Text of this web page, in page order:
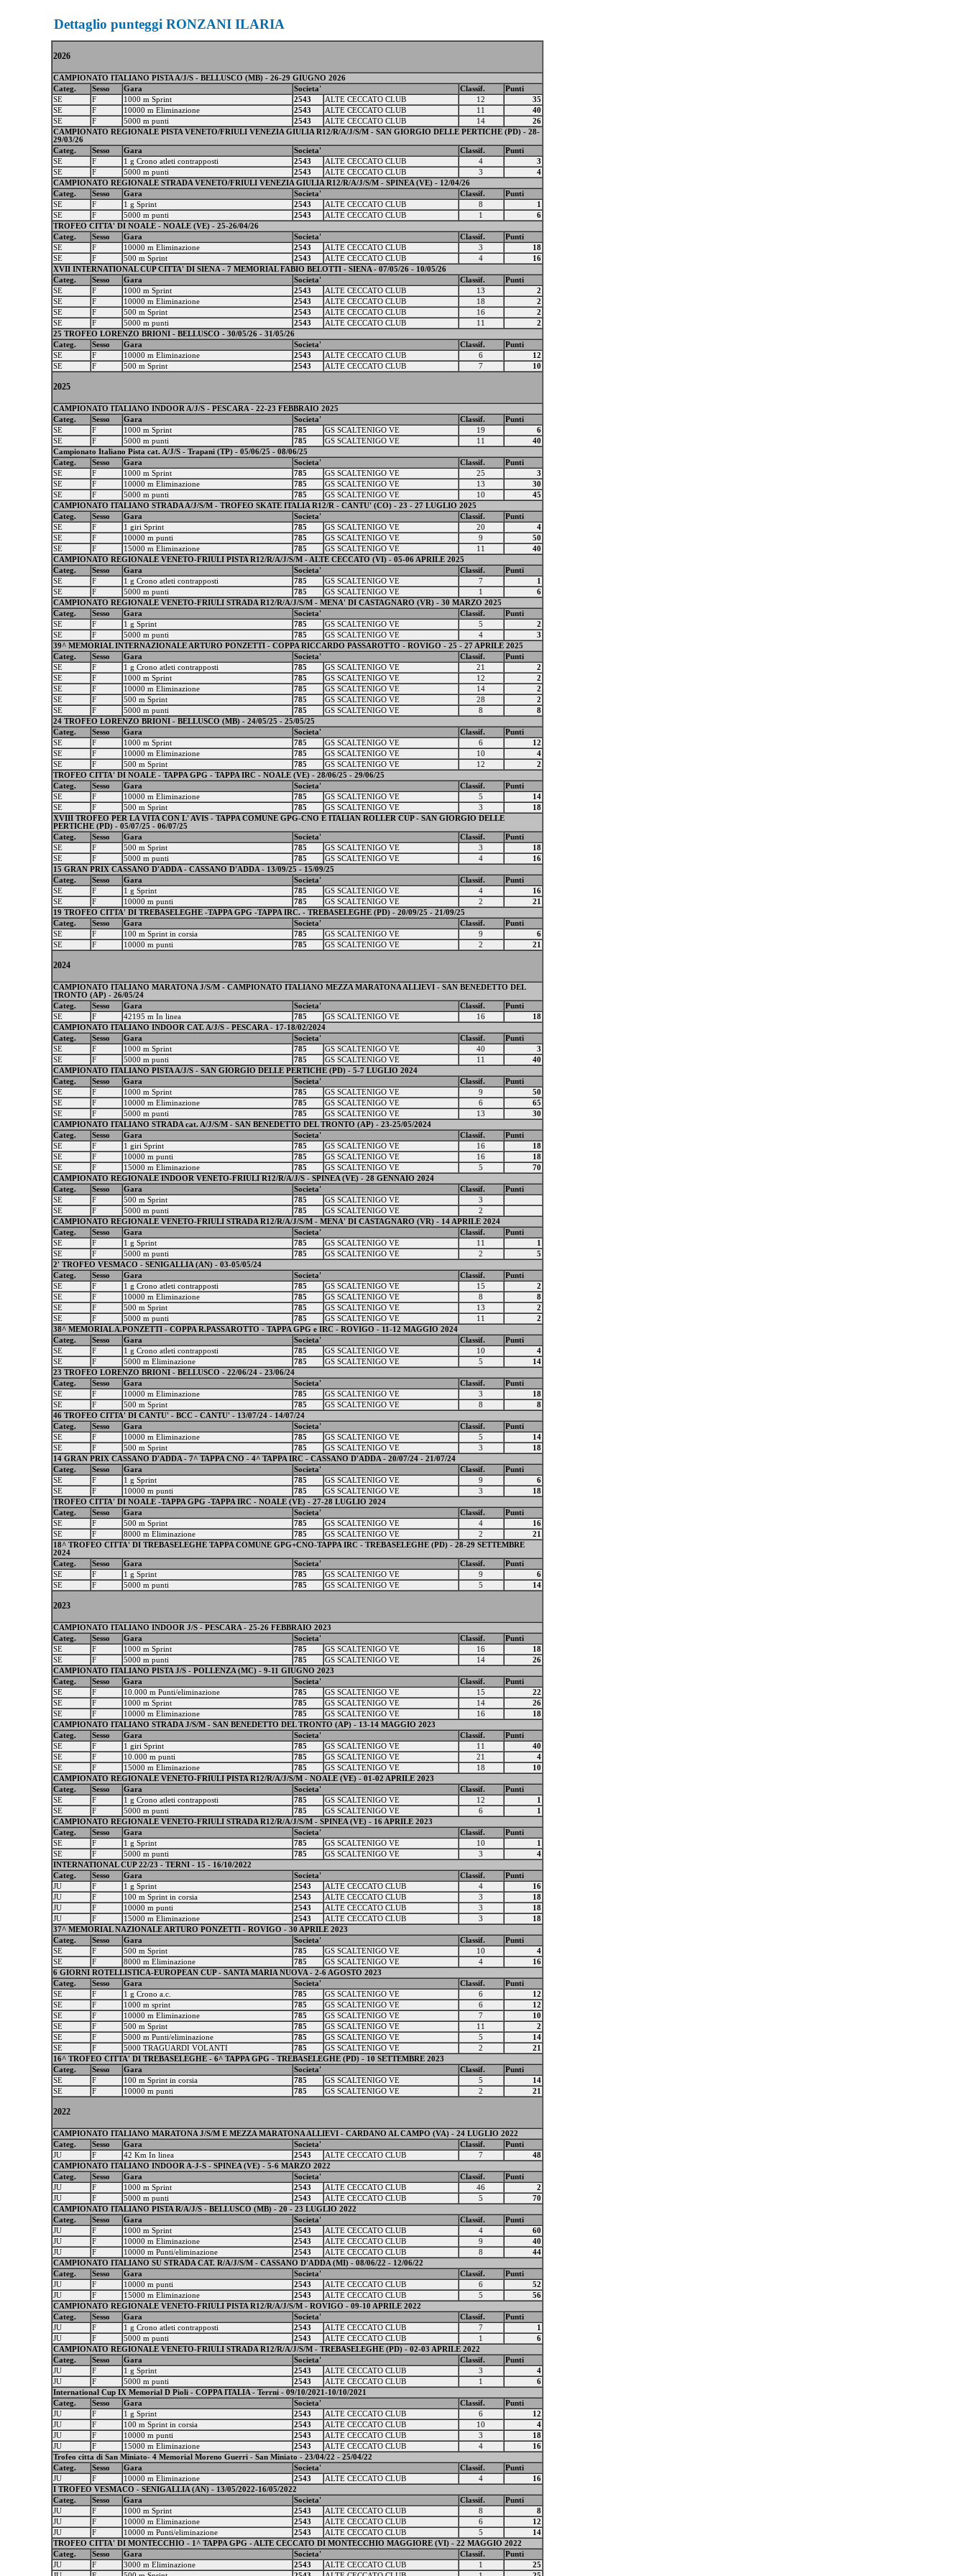
Dettaglio punteggi RONZANI ILARIA
2026
CAMPIONATO ITALIANO PISTA A/J/S - BELLUSCO (MB) - 26-29 GIUGNO 2026
Categ.
Sesso Gara Societa' Classif.
Punti
SE
F 1000 m Sprint 2543 ALTE CECCATO CLUB 12
35
SE
F 10000 m Eliminazione 2543 ALTE CECCATO CLUB 11
40
SE
F 5000 m punti 2543 ALTE CECCATO CLUB 14
26
CAMPIONATO REGIONALE PISTA VENETO/FRIULI VENEZIA GIULIA R12/R/A/J/S/M - SAN GIORGIO DELLE PERTICHE (PD) - 28-
29/03/26
Categ.
Sesso Gara Societa' Classif.
Punti
SE
F 1 g Crono atleti contrapposti 2543 ALTE CECCATO CLUB 4
3
SE
F 5000 m punti 2543 ALTE CECCATO CLUB 3
4
CAMPIONATO REGIONALE STRADA VENETO/FRIULI VENEZIA GIULIA R12/R/A/J/S/M - SPINEA (VE) - 12/04/26
Categ.
Sesso Gara Societa' Classif.
Punti
SE
F 1 g Sprint 2543 ALTE CECCATO CLUB 8
1
SE
F 5000 m punti 2543 ALTE CECCATO CLUB 1
6
TROFEO CITTA' DI NOALE - NOALE (VE) - 25-26/04/26
Categ.
Sesso Gara Societa' Classif.
Punti
SE
F 10000 m Eliminazione 2543 ALTE CECCATO CLUB 3
18
SE
F 500 m Sprint 2543 ALTE CECCATO CLUB 4
16
XVII INTERNATIONAL CUP CITTA' DI SIENA - 7 MEMORIAL FABIO BELOTTI - SIENA - 07/05/26 - 10/05/26
Categ.
Sesso Gara Societa' Classif.
Punti
SE
F 1000 m Sprint 2543 ALTE CECCATO CLUB 13
2
SE
F 10000 m Eliminazione 2543 ALTE CECCATO CLUB 18
2
SE
F 500 m Sprint 2543 ALTE CECCATO CLUB 16
2
SE
F 5000 m punti 2543 ALTE CECCATO CLUB 11
2
25 TROFEO LORENZO BRIONI - BELLUSCO - 30/05/26 - 31/05/26
Categ.
Sesso Gara Societa' Classif.
Punti
SE
F 10000 m Eliminazione 2543 ALTE CECCATO CLUB 6
12
SE
F 500 m Sprint 2543 ALTE CECCATO CLUB 7 10
2025
CAMPIONATO ITALIANO INDOOR A/J/S - PESCARA - 22-23 FEBBRAIO 2025
Categ.
Sesso Gara Societa' Classif.
Punti
SE
F 1000 m Sprint 785 GS SCALTENIGO VE 19
6
SE
F 5000 m punti 785 GS SCALTENIGO VE 11
40
Campionato Italiano Pista cat. A/J/S - Trapani (TP) - 05/06/25 - 08/06/25
Categ.
Sesso Gara Societa' Classif.
Punti
SE
F 1000 m Sprint 785 GS SCALTENIGO VE 25
3
SE
F 10000 m Eliminazione 785 GS SCALTENIGO VE 13
30
SE
F 5000 m punti 785 GS SCALTENIGO VE 10
45
CAMPIONATO ITALIANO STRADA A/J/S/M - TROFEO SKATE ITALIA R12/R - CANTU' (CO) - 23 - 27 LUGLIO 2025
Categ.
Sesso Gara Societa' Classif.
Punti
SE
F 1 giri Sprint 785 GS SCALTENIGO VE 20
4
SE
F 10000 m punti 785 GS SCALTENIGO VE 9
50
SE
F 15000 m Eliminazione 785 GS SCALTENIGO VE 11
40
CAMPIONATO REGIONALE VENETO-FRIULI PISTA R12/R/A/J/S/M - ALTE CECCATO (VI) - 05-06 APRILE 2025
Categ.
Sesso Gara Societa' Classif.
Punti
SE
F 1 g Crono atleti contrapposti 785 GS SCALTENIGO VE 7
1
SE
F 5000 m punti 785 GS SCALTENIGO VE 1
6
CAMPIONATO REGIONALE VENETO-FRIULI STRADA R12/R/A/J/S/M - MENA' DI CASTAGNARO (VR) - 30 MARZO 2025
Categ.
Sesso Gara Societa' Classif.
Punti
SE
F 1 g Sprint 785 GS SCALTENIGO VE 5
2
SE
F 5000 m punti 785 GS SCALTENIGO VE 4
3
39^ MEMORIAL INTERNAZIONALE ARTURO PONZETTI - COPPA RICCARDO PASSAROTTO - ROVIGO - 25 - 27 APRILE 2025
Categ.
Sesso Gara Societa' Classif.
Punti
SE
F 1 g Crono atleti contrapposti 785 GS SCALTENIGO VE 21
2
SE
F 1000 m Sprint 785 GS SCALTENIGO VE 12
2
SE
F 10000 m Eliminazione 785 GS SCALTENIGO VE 14
2
SE
F 500 m Sprint 785 GS SCALTENIGO VE 28
2
SE
F 5000 m punti 785 GS SCALTENIGO VE 8
8
24 TROFEO LORENZO BRIONI - BELLUSCO (MB) - 24/05/25 - 25/05/25
Categ.
Sesso Gara Societa' Classif.
Punti
SE
F 1000 m Sprint 785 GS SCALTENIGO VE 6
12
SE
F 10000 m Eliminazione 785 GS SCALTENIGO VE 10
4
SE
F 500 m Sprint 785 GS SCALTENIGO VE 12
2
TROFEO CITTA' DI NOALE - TAPPA GPG - TAPPA IRC - NOALE (VE) - 28/06/25 - 29/06/25
Categ.
Sesso Gara Societa' Classif.
Punti
SE
F 10000 m Eliminazione 785 GS SCALTENIGO VE 5
14
SE
F 500 m Sprint 785 GS SCALTENIGO VE 3
18
XVIII TROFEO PER LA VITA CON L' AVIS - TAPPA COMUNE GPG-CNO E ITALIAN ROLLER CUP - SAN GIORGIO DELLE
PERTICHE (PD) - 05/07/25 - 06/07/25
Categ.
Sesso Gara Societa' Classif.
Punti
SE
F 500 m Sprint 785 GS SCALTENIGO VE 3
18
SE
F 5000 m punti 785 GS SCALTENIGO VE 4
16
15 GRAN PRIX CASSANO D'ADDA - CASSANO D'ADDA - 13/09/25 - 15/09/25
Categ.
Sesso Gara Societa' Classif.
Punti
SE
F 1 g Sprint 785 GS SCALTENIGO VE 4
16
SE
F 10000 m punti 785 GS SCALTENIGO VE 2
21
19 TROFEO CITTA' DI TREBASELEGHE -TAPPA GPG -TAPPA IRC. - TREBASELEGHE (PD) - 20/09/25 - 21/09/25
Categ.
Sesso Gara Societa' Classif.
Punti
SE
F 100 m Sprint in corsia 785 GS SCALTENIGO VE 9
6
SE
F 10000 m punti 785 GS SCALTENIGO VE 2 21
2024
CAMPIONATO ITALIANO MARATONA J/S/M - CAMPIONATO ITALIANO MEZZA MARATONA ALLIEVI - SAN BENEDETTO DEL
TRONTO (AP) - 26/05/24
Categ.
Sesso Gara Societa' Classif.
Punti
SE
F 42195 m In linea 785 GS SCALTENIGO VE 16
18
CAMPIONATO ITALIANO INDOOR CAT. A/J/S - PESCARA - 17-18/02/2024
Categ.
Sesso Gara Societa' Classif.
Punti
SE
F 1000 m Sprint 785 GS SCALTENIGO VE 40
3
SE
F 5000 m punti 785 GS SCALTENIGO VE 11
40
CAMPIONATO ITALIANO PISTA A/J/S - SAN GIORGIO DELLE PERTICHE (PD) - 5-7 LUGLIO 2024
Categ.
Sesso Gara Societa' Classif.
Punti
SE
F 1000 m Sprint 785 GS SCALTENIGO VE 9
50
SE
F 10000 m Eliminazione 785 GS SCALTENIGO VE 6
65
SE
F 5000 m punti 785 GS SCALTENIGO VE 13
30
CAMPIONATO ITALIANO STRADA cat. A/J/S/M - SAN BENEDETTO DEL TRONTO (AP) - 23-25/05/2024
Categ.
Sesso Gara Societa' Classif.
Punti
SE
F 1 giri Sprint 785 GS SCALTENIGO VE 16
18
SE
F 10000 m punti 785 GS SCALTENIGO VE 16
18
SE
F 15000 m Eliminazione 785 GS SCALTENIGO VE 5
70
CAMPIONATO REGIONALE INDOOR VENETO-FRIULI R12/R/A/J/S - SPINEA (VE) - 28 GENNAIO 2024
Categ.
Sesso Gara Societa' Classif.
Punti
SE
F 500 m Sprint 785 GS SCALTENIGO VE
3
SE
F 5000 m punti 785 GS SCALTENIGO VE
2
CAMPIONATO REGIONALE VENETO-FRIULI STRADA R12/R/A/J/S/M - MENA' DI CASTAGNARO (VR) - 14 APRILE 2024
Categ.
Sesso Gara Societa' Classif.
Punti
SE
F 1 g Sprint 785 GS SCALTENIGO VE 11
1
SE
F 5000 m punti 785 GS SCALTENIGO VE 2
5
2' TROFEO VESMACO - SENIGALLIA (AN) - 03-05/05/24
Categ.
Sesso Gara Societa' Classif.
Punti
SE
F 1 g Crono atleti contrapposti 785 GS SCALTENIGO VE 15
2
SE
F 10000 m Eliminazione 785 GS SCALTENIGO VE 8
8
SE
F 500 m Sprint 785 GS SCALTENIGO VE 13
2
SE
F 5000 m punti 785 GS SCALTENIGO VE 11
2
38^ MEMORIAL A.PONZETTI - COPPA R.PASSAROTTO - TAPPA GPG e IRC - ROVIGO - 11-12 MAGGIO 2024
Categ.
Sesso Gara Societa' Classif.
Punti
SE
F 1 g Crono atleti contrapposti 785 GS SCALTENIGO VE 10
4
SE
F 5000 m Eliminazione 785 GS SCALTENIGO VE 5
14
23 TROFEO LORENZO BRIONI - BELLUSCO - 22/06/24 - 23/06/24
Categ.
Sesso Gara Societa' Classif.
Punti
SE
F 10000 m Eliminazione 785 GS SCALTENIGO VE 3
18
SE
F 500 m Sprint 785 GS SCALTENIGO VE 8
8
46 TROFEO CITTA' DI CANTU' - BCC - CANTU' - 13/07/24 - 14/07/24
Categ.
Sesso Gara Societa' Classif.
Punti
SE
F 10000 m Eliminazione 785 GS SCALTENIGO VE 5
14
SE
F 500 m Sprint 785 GS SCALTENIGO VE 3
18
14 GRAN PRIX CASSANO D'ADDA - 7^ TAPPA CNO - 4^ TAPPA IRC - CASSANO D'ADDA - 20/07/24 - 21/07/24
Categ.
Sesso Gara Societa' Classif.
Punti
SE
F 1 g Sprint 785 GS SCALTENIGO VE 9
6
SE
F 10000 m punti 785 GS SCALTENIGO VE 3
18
TROFEO CITTA' DI NOALE -TAPPA GPG -TAPPA IRC - NOALE (VE) - 27-28 LUGLIO 2024
Categ.
Sesso Gara Societa' Classif.
Punti
SE
F 500 m Sprint 785 GS SCALTENIGO VE 4
16
SE
F 8000 m Eliminazione 785 GS SCALTENIGO VE 2
21
18^ TROFEO CITTA' DI TREBASELEGHE TAPPA COMUNE GPG+CNO-TAPPA IRC - TREBASELEGHE (PD) - 28-29 SETTEMBRE
2024
Categ.
Sesso Gara Societa' Classif.
Punti
SE
F 1 g Sprint 785 GS SCALTENIGO VE 9
6
SE
F 5000 m punti 785 GS SCALTENIGO VE 5 14
2023
CAMPIONATO ITALIANO INDOOR J/S - PESCARA - 25-26 FEBBRAIO 2023
Categ.
Sesso Gara Societa' Classif.
Punti
SE
F 1000 m Sprint 785 GS SCALTENIGO VE 16
18
SE
F 5000 m punti 785 GS SCALTENIGO VE 14
26
CAMPIONATO ITALIANO PISTA J/S - POLLENZA (MC) - 9-11 GIUGNO 2023
Categ.
Sesso Gara Societa' Classif.
Punti
SE
F 10.000 m Punti/eliminazione 785 GS SCALTENIGO VE 15
22
SE
F 1000 m Sprint 785 GS SCALTENIGO VE 14
26
SE
F 10000 m Eliminazione 785 GS SCALTENIGO VE 16
18
CAMPIONATO ITALIANO STRADA J/S/M - SAN BENEDETTO DEL TRONTO (AP) - 13-14 MAGGIO 2023
Categ.
Sesso Gara Societa' Classif.
Punti
SE
F 1 giri Sprint 785 GS SCALTENIGO VE 11
40
SE
F 10.000 m punti 785 GS SCALTENIGO VE 21
4
SE
F 15000 m Eliminazione 785 GS SCALTENIGO VE 18
10
CAMPIONATO REGIONALE VENETO-FRIULI PISTA R12/R/A/J/S/M - NOALE (VE) - 01-02 APRILE 2023
Categ.
Sesso Gara Societa' Classif.
Punti
SE
F 1 g Crono atleti contrapposti 785 GS SCALTENIGO VE 12
1
SE
F 5000 m punti 785 GS SCALTENIGO VE 6
1
CAMPIONATO REGIONALE VENETO-FRIULI STRADA R12/R/A/J/S/M - SPINEA (VE) - 16 APRILE 2023
Categ.
Sesso Gara Societa' Classif.
Punti
SE
F 1 g Sprint 785 GS SCALTENIGO VE 10
1
SE
F 5000 m punti 785 GS SCALTENIGO VE 3
4
INTERNATIONAL CUP 22/23 - TERNI - 15 - 16/10/2022
Categ.
Sesso Gara Societa' Classif.
Punti
JU
F 1 g Sprint 2543 ALTE CECCATO CLUB 4
16
JU
F 100 m Sprint in corsia 2543 ALTE CECCATO CLUB 3
18
JU
F 10000 m punti 2543 ALTE CECCATO CLUB 3
18
JU
F 15000 m Eliminazione 2543 ALTE CECCATO CLUB 3
18
37^ MEMORIAL NAZIONALE ARTURO PONZETTI - ROVIGO - 30 APRILE 2023
Categ.
Sesso Gara Societa' Classif.
Punti
SE
F 500 m Sprint 785 GS SCALTENIGO VE 10
4
SE
F 8000 m Eliminazione 785 GS SCALTENIGO VE 4
16
6 GIORNI ROTELLISTICA-EUROPEAN CUP - SANTA MARIA NUOVA - 2-6 AGOSTO 2023
Categ.
Sesso Gara Societa' Classif.
Punti
SE
F 1 g Crono a.c. 785 GS SCALTENIGO VE 6
12
SE
F 1000 m sprint 785 GS SCALTENIGO VE 6
12
SE
F 10000 m Eliminazione 785 GS SCALTENIGO VE 7
10
SE
F 500 m Sprint 785 GS SCALTENIGO VE 11
2
SE
F 5000 m Punti/eliminazione 785 GS SCALTENIGO VE 5
14
SE
F 5000 TRAGUARDI VOLANTI 785 GS SCALTENIGO VE 2
21
16^ TROFEO CITTA' DI TREBASELEGHE - 6^ TAPPA GPG - TREBASELEGHE (PD) - 10 SETTEMBRE 2023
Categ.
Sesso Gara Societa' Classif.
Punti
SE
F 100 m Sprint in corsia 785 GS SCALTENIGO VE 5
14
SE
F 10000 m punti 785 GS SCALTENIGO VE 2 21
2022
CAMPIONATO ITALIANO MARATONA J/S/M E MEZZA MARATONA ALLIEVI - CARDANO AL CAMPO (VA) - 24 LUGLIO 2022
Categ.
Sesso Gara Societa' Classif.
Punti
JU
F 42 Km In linea 2543 ALTE CECCATO CLUB 7
48
CAMPIONATO ITALIANO INDOOR A-J-S - SPINEA (VE) - 5-6 MARZO 2022
Categ.
Sesso Gara Societa' Classif.
Punti
JU
F 1000 m Sprint 2543 ALTE CECCATO CLUB 46
2
JU
F 5000 m punti 2543 ALTE CECCATO CLUB 5
70
CAMPIONATO ITALIANO PISTA R/A/J/S - BELLUSCO (MB) - 20 - 23 LUGLIO 2022
Categ.
Sesso Gara Societa' Classif.
Punti
JU
F 1000 m Sprint 2543 ALTE CECCATO CLUB 4
60
JU
F 10000 m Eliminazione 2543 ALTE CECCATO CLUB 9
40
JU
F 10000 m Punti/eliminazione 2543 ALTE CECCATO CLUB 8
44
CAMPIONATO ITALIANO SU STRADA CAT. R/A/J/S/M - CASSANO D'ADDA (MI) - 08/06/22 - 12/06/22
Categ.
Sesso Gara Societa' Classif.
Punti
JU
F 10000 m punti 2543 ALTE CECCATO CLUB 6
52
JU
F 15000 m Eliminazione 2543 ALTE CECCATO CLUB 5
56
CAMPIONATO REGIONALE VENETO-FRIULI PISTA R12/R/A/J/S/M - ROVIGO - 09-10 APRILE 2022
Categ.
Sesso Gara Societa' Classif.
Punti
JU
F 1 g Crono atleti contrapposti 2543 ALTE CECCATO CLUB 7
1
JU
F 5000 m punti 2543 ALTE CECCATO CLUB 1
6
CAMPIONATO REGIONALE VENETO-FRIULI STRADA R12/R/A/J/S/M - TREBASELEGHE (PD) - 02-03 APRILE 2022
Categ.
Sesso Gara Societa' Classif.
Punti
JU
F 1 g Sprint 2543 ALTE CECCATO CLUB 3
4
JU
F 5000 m punti 2543 ALTE CECCATO CLUB 1
6
International Cup IX Memorial D Pioli - COPPA ITALIA - Terrni - 09/10/2021-10/10/2021
Categ.
Sesso Gara Societa' Classif.
Punti
JU
F 1 g Sprint 2543 ALTE CECCATO CLUB 6
12
JU
F 100 m Sprint in corsia 2543 ALTE CECCATO CLUB 10
4
JU
F 10000 m punti 2543 ALTE CECCATO CLUB 3
18
JU
F 15000 m Eliminazione 2543 ALTE CECCATO CLUB 4
16
Trofeo citta di San Miniato- 4 Memorial Moreno Guerri - San Miniato - 23/04/22 - 25/04/22
Categ.
Sesso Gara Societa' Classif.
Punti
JU
F 10000 m Eliminazione 2543 ALTE CECCATO CLUB 4
16
I TROFEO VESMACO - SENIGALLIA (AN) - 13/05/2022-16/05/2022
Categ.
Sesso Gara Societa' Classif.
Punti
JU
F 1000 m Sprint 2543 ALTE CECCATO CLUB 8
8
JU
F 10000 m Eliminazione 2543 ALTE CECCATO CLUB 6
12
JU
F 10000 m Punti/eliminazione 2543 ALTE CECCATO CLUB 5
14
TROFEO CITTA' DI MONTECCHIO - 1^ TAPPA GPG - ALTE CECCATO DI MONTECCHIO MAGGIORE (VI) - 22 MAGGIO 2022
Categ.
Sesso Gara Societa' Classif.
Punti
JU
F 3000 m Eliminazione 2543 ALTE CECCATO CLUB 1
25